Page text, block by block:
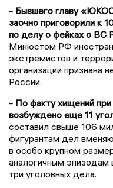
- Бывшего главу
заочно приговорили к
по делу о фейках о ВС
Минюстом РФ
экстремистов и
организации признана
России.
- По факту хищений
возбуждено еще 11
составил свыше 106
фигурантам дел
в особо крупном
аналогичным
три уголовных дела.